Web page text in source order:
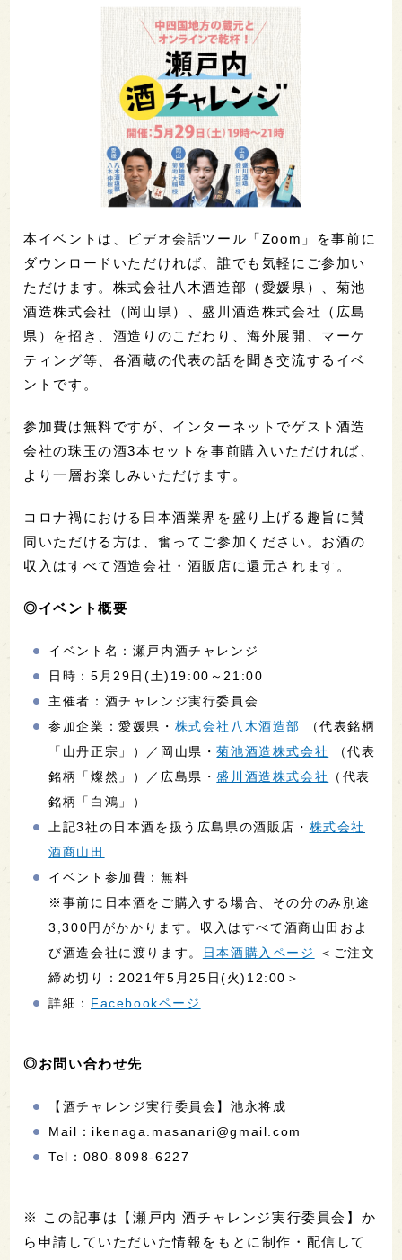
本イベントは、ビデオ会話ツール「Zoom」を事前に
ダウンロードいただければ、誰でも気軽にご参加い
ただけます。株式会社八木酒造部（愛媛県）、菊池
酒造株式会社（岡山県）、盛川酒造株式会社（広島
県）を招き、酒造りのこだわり、海外展開、マーケ
ティング等、各酒蔵の代表の話を聞き交流するイベ
ントです。
参加費は無料ですが、インターネットでゲスト酒造
会社の珠玉の酒3本セットを事前購入いただければ、
より一層お楽しみいただけます。
コロナ禍における日本酒業界を盛り上げる趣旨に賛
同いただける方は、奮ってご参加ください。お酒の
収入はすべて酒造会社・酒販店に還元されます。
◎イベント概要
イベント名：瀬戸内酒チャレンジ
日時：5月29日(土)19:00～21:00
主催者：酒チャレンジ実行委員会
参加企業：愛媛県・ 株式会社八木酒造部
（代表銘柄
「山丹正宗」）／岡山県・菊池酒造株式会社
（代表
銘柄「燦然」）／広島県・盛川酒造株式会社
（代表
銘柄「白鴻」）
上記3社の日本酒を扱う広島県の酒販店・ 株式会社
酒商山田
イベント参加費：無料
※事前に日本酒をご購入する場合、その分のみ別途
3,300円がかかります。収入はすべて酒商山田およ
び酒造会社に渡ります。
日本酒購入ページ
＜ご注文
締め切り：2021年5月25日(火)12:00＞
詳細： Facebookページ
◎お問い合わせ先
【酒チャレンジ実行委員会】池永将成
Mail：ikenaga.masanari@gmail.com
Tel：080-8098-6227
※ この記事は【瀬戸内 酒チャレンジ実行委員会】か
ら申請していただいた情報をもとに制作・配信して